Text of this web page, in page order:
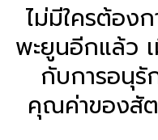
ไม่มีใครต้องก
พะยูนอีกแล้ว
กับการอนุรั
คุณค่าของสั